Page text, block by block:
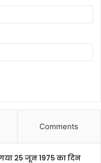
Comments
25 जून 1975 का दिन